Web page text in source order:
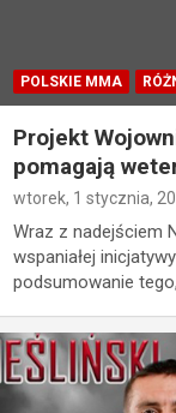
POLSKIE MMA
Projekt
pomagają
wtorek, 1 stycznia,
Wraz z nadejściem
wspaniałej
podsumowanie